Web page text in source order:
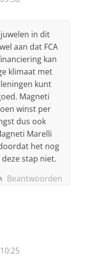
in dit
aan dat FCA
kan
klimaat met
kunt
Magneti
winst per
dus ook
Marelli
het nog
stap niet.
Beantwoorden